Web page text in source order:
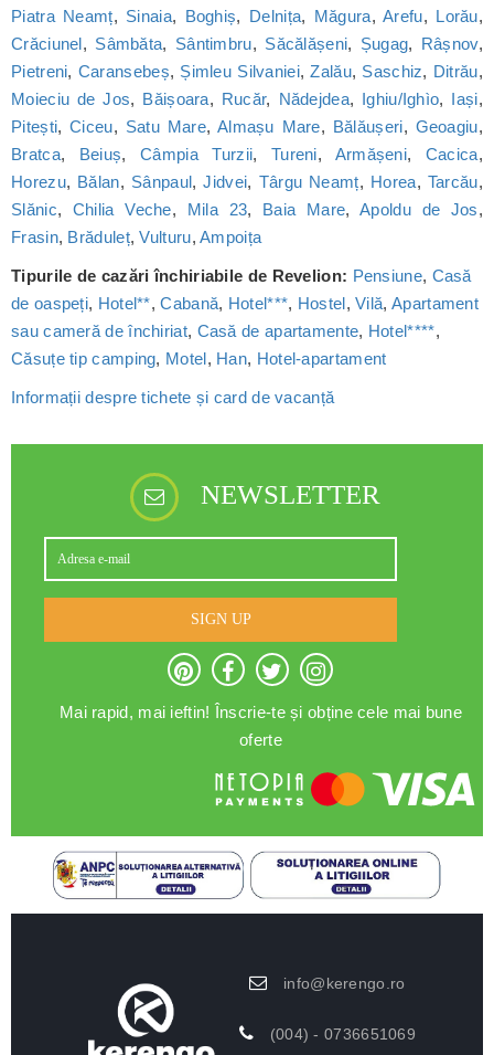
Piatra Neamț, Sinaia, Boghiș, Delnița, Măgura,Arefu, Lorău,
Crăciunel, Sâmbăta, Sântimbru, Săcălășeni, Șugag, Râșnov,
Pietreni, Caransebeș, Șimleu Silvaniei,Zalău, Saschiz, Ditrău,
Moieciu de Jos, Băișoara, Rucăr, Nădejdea, Ighiu/Ighìo, Iași,
Pitești,Ciceu, Satu Mare, Almașu Mare, Bălăușeri, Geoagiu,
Bratca, Beiuș, Câmpia Turzii, Tureni, Armășeni, Cacica,
Horezu, Bălan, Sânpaul,Jidvei, Târgu Neamț, Horea, Tarcău,
Slănic, Chilia Veche, Mila 23, Baia Mare,Apoldu de Jos,
Frasin, Brăduleț,Vulturu,Ampoița
Tipurile de cazări închiriabile de Revelion: Pensiune, Casă
de oaspeți, Hotel**,Cabană, Hotel***, Hostel,Vilă, Apartament
sau cameră de închiriat, Casă de apartamente, Hotel****,
Căsuțe tip camping, Motel, Han, Hotel-apartament
Informații despre tichete și card de vacanță
NEWSLETTER
SIGN UP
Mai rapid, mai ieftin! Înscrie-te și obține cele mai bune
oferte
info@kerengo.ro
(004) - 0736651069